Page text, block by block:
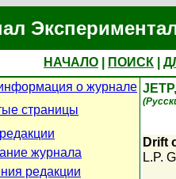
НАЧАЛО ПОИСК
о журнале
страницы
журнала
редакции
Drift
L.P.